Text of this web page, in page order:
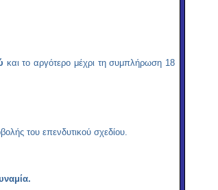
και το αργότερο μέχρι τη συμπλήρωση 18
του επενδυτικού σχεδίου.